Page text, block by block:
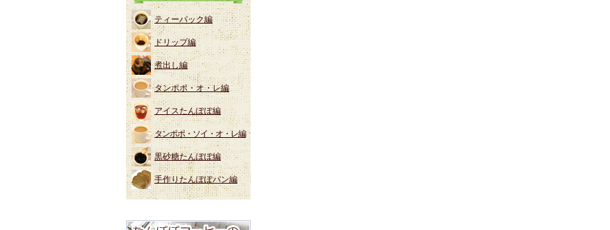
ティーパック編
ドリップ編
煮出し編
タンポポ・オ・レ編
アイスたんぽぽ編
タンポポ・ソイ・オ・レ編
黒砂糖たんぽぽ編
手作りたんぽぽパン編